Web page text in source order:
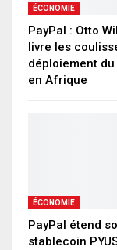
ÉCONOMIE
PayPal : Otto
livre les
déploiement du
en Afrique
ÉCONOMIE
PayPal étend
stablecoin